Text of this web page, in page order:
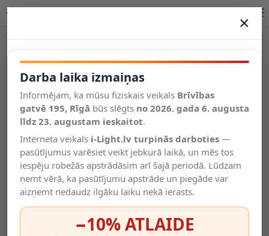
Salīdzināt
Vēlmju
saraksts
Valodas
×
Darba laika izmaiņas
Informējam, ka mūsu fiziskais veikals Brīvības
gatvē 195, Rīgā būs slēgts no 2026. gada 6. augusta
līdz 23. augustam ieskaitot.
Interneta veikals i-Light.lv turpinās darboties —
pasūtījumus varēsiet veikt jebkurā laikā, un mēs tos
iespēju robežās apstrādāsim arī šajā periodā. Lūdzam
ņemt vērā, ka pasūtījumu apstrāde un piegāde var
aizņemt nedaudz ilgāku laiku nekā ierasts.
−10% ATLAIDE